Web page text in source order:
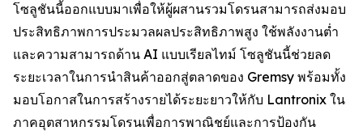
โซลูชันนี้ออกแบบมาเพื่อให้ผู้ผสานรวมโดรนสามารถส่งมอบ
ประสิทธิภาพการประมวลผลประสิทธิภาพสูง ใช้พลังงานต่ำ
และความสามารถด้าน AI แบบเรียลไทม์ โซลูชันนี้ช่วยลด
ระยะเวลาในการนำสินค้าออกสู่ตลาดของ Gremsy พร้อมทั้ง
มอบโอกาสในการสร้างรายได้ระยะยาวให้กับ Lantronix ใน
ภาคอุตสาหกรรมโดรนเพื่อการพาณิชย์และการป้องกัน